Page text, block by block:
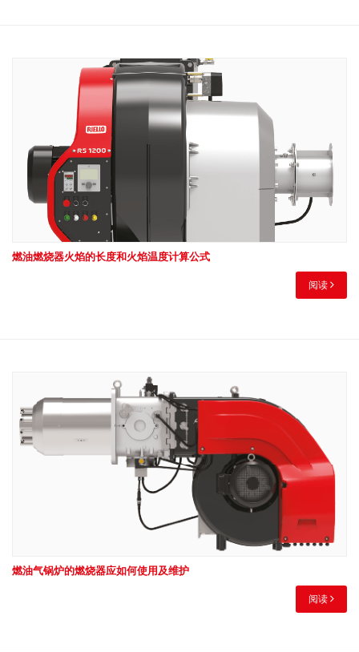
燃油燃烧器火焰的长度和火焰温度计算公式
阅读
燃油气锅炉的燃烧器应如何使用及维护
阅读